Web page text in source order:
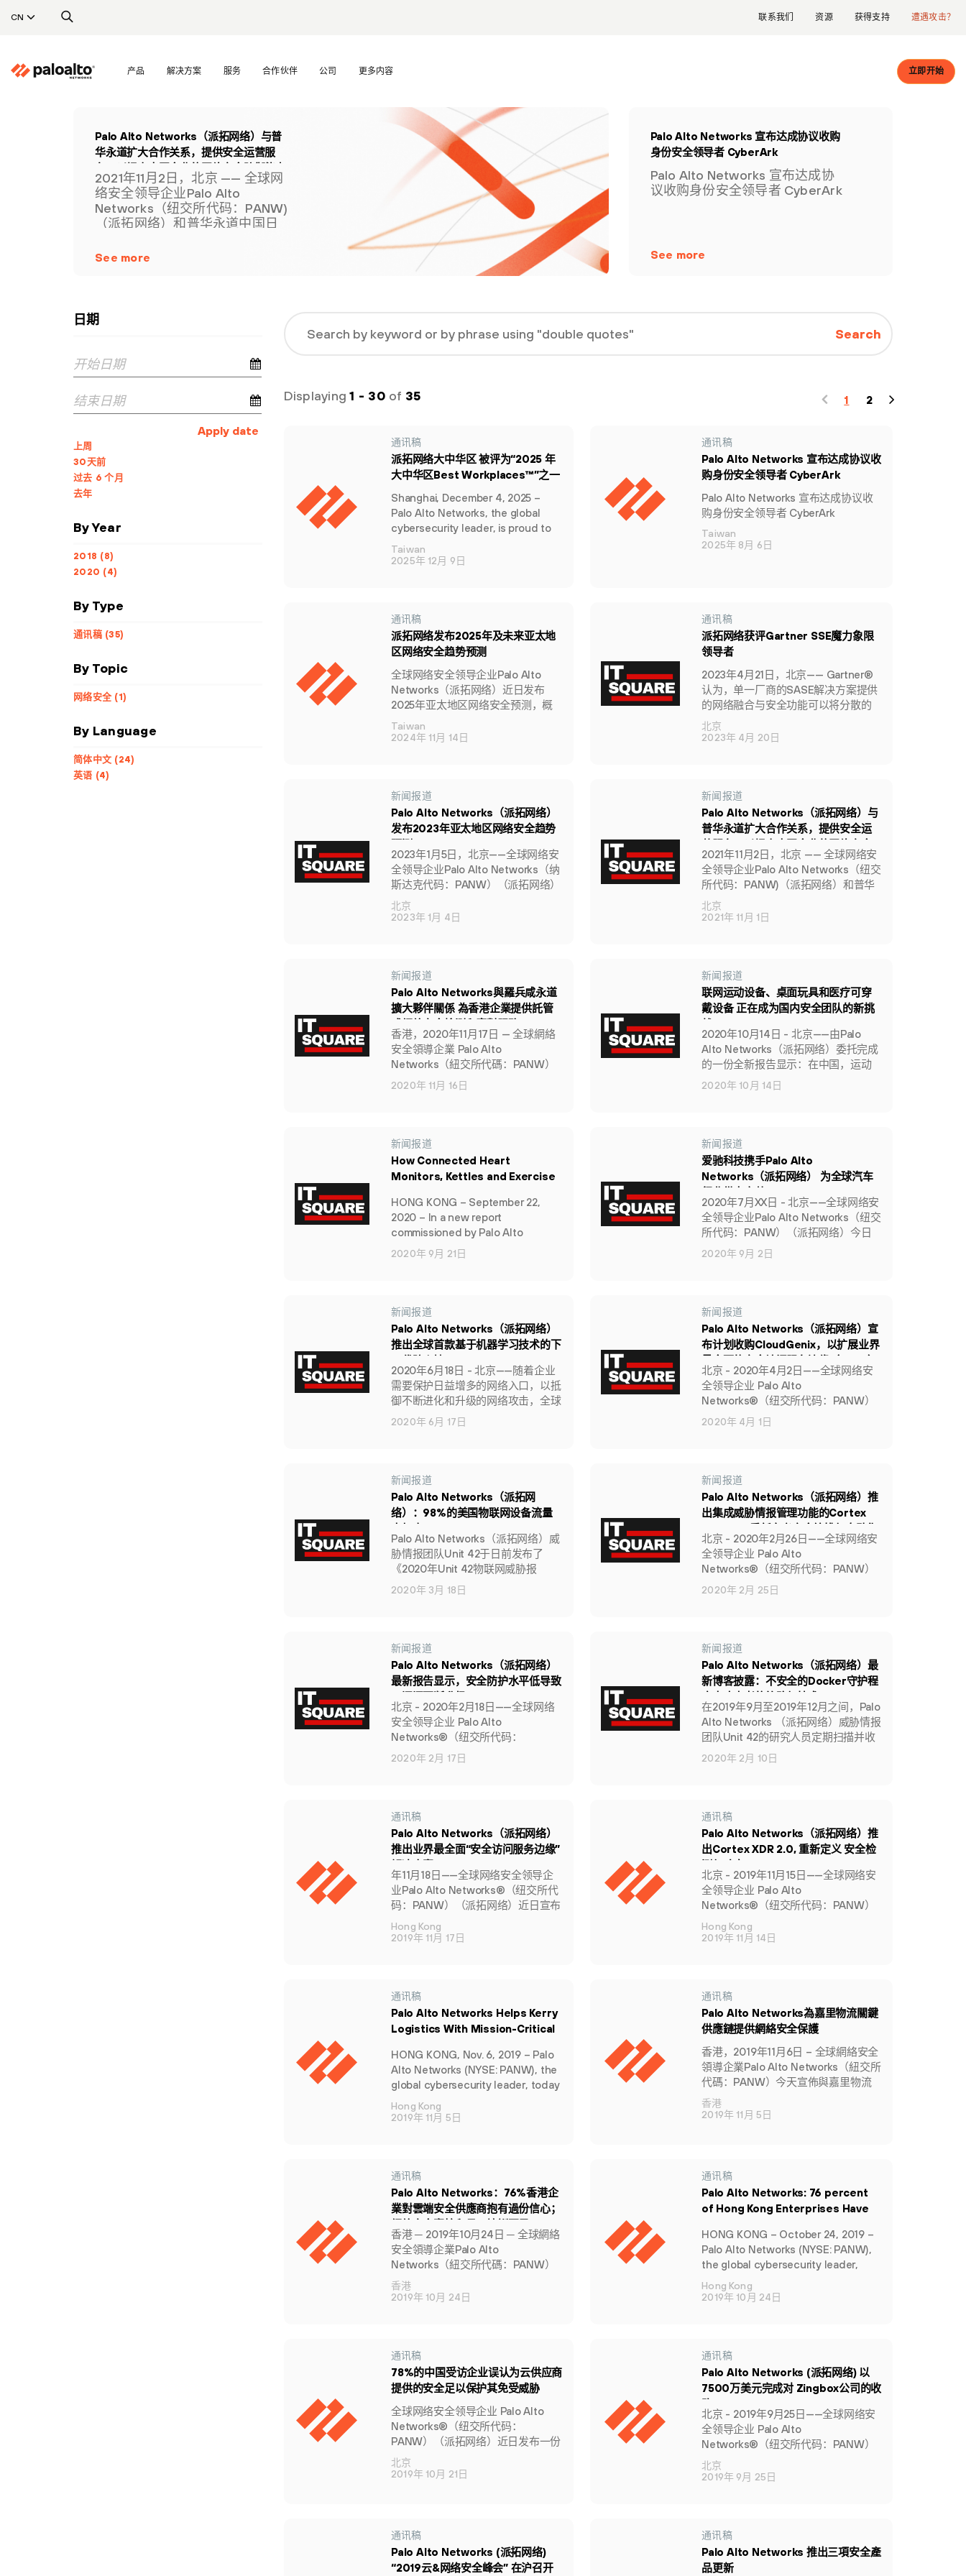
CN 联系我们 资源 获得支持 遭遇攻击？
产品 解决方案 服务 合作伙伴 公司 更多内容 立即开始
Palo Alto Networks（派拓网络）与普
华永道扩大合作关系，提供安全运营服
2021年11月2日，北京 —— 全球网
络安全领导企业Palo Alto
Networks（纽交所代码：PANW)
（派拓网络）和普华永道中国日
服务。
See more
Palo Alto Networks 宣布达成协议收购
身份安全领导者 CyberArk
Palo Alto Networks 宣布达成协
议收购身份安全领导者 CyberArk
See more
日期
Apply date
上周
30天前
过去 6 个月
去年
By Year
2018 (8)
2020 (4)
By Type
通讯稿 (35)
By Topic
网络安全 (1)
By Language
简体中文 (24)
英语 (4)
Search
Displaying1 - 30 of 35 1 2
通讯稿
派拓网络大中华区 被评为“2025 年
大中华区Best Workplaces™”之一
Shanghai, December 4, 2025 –
Palo Alto Networks, the global
cybersecurity leader, is proud to
be recognized as one of the Best
Workplaces™ in Greater China
Taiwan
2025年 12月 9日
通讯稿
Palo Alto Networks 宣布达成协议收
购身份安全领导者 CyberArk
Palo Alto Networks 宣布达成协议收
购身份安全领导者 CyberArk
Taiwan
2025年 8月 6日
通讯稿
派拓网络发布2025年及未来亚太地
区网络安全趋势预测
全球网络安全领导企业Palo Alto
Networks（派拓网络）近日发布
2025年亚太地区网络安全预测，概
述了网络从业者未来12个月可能遇到
的五大趋势，帮助他们提高其所在企
Taiwan
2024年 11月 14日
通讯稿
派拓网络获评Gartner SSE魔力象限
领导者
2023年4月21日，北京—— Gartner®
认为，单一厂商的SASE解决方案提供
的网络融合与安全功能可以将分散的
用户、设备和地点，与云、边缘和本
地资源连接起来并保证其安全。
北京
2023年 4月 20日
新闻报道
Palo Alto Networks（派拓网络）
发布2023年亚太地区网络安全趋势
2023年1月5日，北京——全球网络安
全领导企业Palo Alto Networks（纳
斯达克代码：PANW）（派拓网络）
今日发布2023年网络安全趋势预
测。
北京
2023年 1月 4日
新闻报道
Palo Alto Networks（派拓网络）与
普华永道扩大合作关系，提供安全运
防御能力
2021年11月2日，北京 —— 全球网络安
全领导企业Palo Alto Networks（纽交
所代码：PANW)（派拓网络）和普华
永道中国日前宣布扩大合作，提供安
全运营服务。
北京
2021年 11月 1日
新闻报道
Palo Alto Networks與羅兵咸永道
擴大夥伴關係 為香港企業提供託管
香港，2020年11月17日 — 全球網絡
安全領導企業 Palo Alto
Networks（紐交所代碼：PANW）
今天宣佈與羅兵咸永道（PwC）擴
大夥伴關係，為本港客戶提供託管式
務。
2020年 11月 16日
新闻报道
联网运动设备、桌面玩具和医疗可穿
戴设备 正在成为国内安全团队的新挑
2020年10月14日 - 北京——由Palo
Alto Networks（派拓网络）委托完成
的一份全新报告显示：在中国，运动
设备、桌面玩具和医疗可穿戴设备等
联网设备通常会连接到企业的网络
设备被利用进而危害企业网络。
2020年 10月 14日
新闻报道
How Connected Heart
Monitors, Kettles and Exercise
Teams in Hong Kong
HONG KONG – September 22,
2020 – In a new report
commissioned by Palo Alto
Networks, the global
cybersecurity leader, heart
devices are found to be regularly
connecting to corporate networks
in Hong Kong.
2020年 9月 21日
新闻报道
爱驰科技携手Palo Alto
Networks（派拓网络） 为全球汽车
2020年7月XX日 - 北京——全球网络安
全领导企业Palo Alto Networks（纽交
所代码：PANW）（派拓网络）今日
宣布将与中国科技公司爱驰科技开展
合作，加强其持续联网、智能电动汽
2020年 9月 2日
新闻报道
Palo Alto Networks（派拓网络）
推出全球首款基于机器学习技术的下
2020年6月18日 - 北京——随着企业
需要保护日益增多的网络入口，以抵
御不断进化和升级的网络攻击，全球
网络安全领导企业 Palo Alto
Networks®（纽交所代码：
防火墙（NGFW）。该产品将机器学
习（ML）技术嵌入防火墙核心，主
动帮助并智能地阻止威胁，保护物联
网设备，并推荐安全策略，此举再次
树立了网络安全新标杆。
2020年 6月 17日
新闻报道
Palo Alto Networks（派拓网络）宣
布计划收购CloudGenix，以扩展业界
平台
北京 - 2020年4月2日——全球网络安
全领导企业 Palo Alto
Networks®（纽交所代码：PANW）
（派拓网络）日前宣布已与行业领先
的云交付SD-WAN提供商CloudGenix
付约4.2亿美元现金收购CloudGenix，
具体价格可能会有所调整。
2020年 4月 1日
新闻报道
Palo Alto Networks（派拓网
络）：98%的美国物联网设备流量
《2020年Unit 42物联网威胁报
告》揭露主要威胁和风险
Palo Alto Networks（派拓网络）威
胁情报团队Unit 42于日前发布了
《2020年Unit 42物联网威胁报
告》，对大洋彼岸的美国物联网设备
的网络安全问题进行盘点与总结。其
2020年 3月 18日
新闻报道
Palo Alto Networks（派拓网络）推
出集成威胁情报管理功能的Cortex
北京 - 2020年2月26日——全球网络安
全领导企业 Palo Alto
Networks®（纽交所代码：PANW）
（派拓网络）日前宣布，推出一个全
新扩展的安全编排、自动化与响应平
XSOAR是继2019年3月被Palo Alto
Networks（派拓网络）收购后
Demisto®平台的升级版。
2020年 2月 25日
新闻报道
Palo Alto Networks（派拓网络）
最新报告显示，安全防护水平低导致
北京 - 2020年2月18日——全球网络
安全领导企业 Palo Alto
Networks®（纽交所代码：
PANW）（派拓网络）近日发布一份
研究报告，揭示云基础设施发展中的
2020年 2月 17日
新闻报道
Palo Alto Networks（派拓网络）最
新博客披露：不安全的Docker守护程
在2019年9月至2019年12月之间，Palo
Alto Networks （派拓网络）威胁情报
团队Unit 42的研究人员定期扫描并收
集了暴露于互联网的Docker主机元数
据（很大程度上是由于用户无意造成
技术。
2020年 2月 10日
通讯稿
Palo Alto Networks（派拓网络）
推出业界最全面“安全访问服务边缘”
年11月18日——全球网络安全领导企
业Palo Alto Networks®（纽交所代
码：PANW）（派拓网络）近日宣布
为Prisma™ Access这一业界最全面
安全访问服务边缘(SASE)平台新增
决方案，Prisma Access可通过全球
分布式云平台为客户提供端到端网络
及安全服务。
Hong Kong
2019年 11月 17日
通讯稿
Palo Alto Networks（派拓网络）推
出Cortex XDR 2.0, 重新定义 安全检
北京 - 2019年11月15日——全球网络安
全领导企业 Palo Alto
Networks®（纽交所代码：PANW）
（派拓网络）近日宣布推出Cortex
XDR™ 2.0，这是对业界唯一的可与端
Cortex XDR 2.0 继续采用第三方数据
进行分析和研究，不断扩展分类定
义，同时强化防御、检测、调查以及
（为用户）带来无与伦比的安全和运
营效率。
Hong Kong
2019年 11月 14日
通讯稿
Palo Alto Networks Helps Kerry
Logistics With Mission-Critical
HONG KONG, Nov. 6, 2019 – Palo
Alto Networks (NYSE: PANW), the
global cybersecurity leader, today
announced it is working with Kerry
Logistics Network Limited (‘Kerry
region.
Hong Kong
2019年 11月 5日
通讯稿
Palo Alto Networks為嘉里物流關鍵
供應鏈提供網絡安全保護
香港，2019年11月6日 – 全球網絡安全
領導企業Palo Alto Networks（紐交所
代碼：PANW）今天宣佈與嘉里物流
聯網有限公司（嘉里物流，股份代號
0636.HK）合作，加強嘉里物流於亞太
香港
2019年 11月 5日
通讯稿
Palo Alto Networks：76%香港企
業對雲端安全供應商抱有過份信心；
香港 ─ 2019年10月24日 ─ 全球網絡
安全領導企業Palo Alto
Networks（紐交所代碼：PANW）
今天發佈一份調查報告，顯示香港以
及亞太區大型機構的雲端安全狀況，
香港
2019年 10月 24日
通讯稿
Palo Alto Networks: 76 percent
of Hong Kong Enterprises Have
Cloud Providers’ Security Is
Sufficient
HONG KONG – October 24, 2019 –
Palo Alto Networks (NYSE: PANW),
the global cybersecurity leader,
today released a report that
uncovers the truth about the state
cases where there is a mismatch of
perception versus the reality of
professionals who know best.
Hong Kong
2019年 10月 24日
通讯稿
78%的中国受访企业误认为云供应商
提供的安全足以保护其免受威胁
全球网络安全领导企业 Palo Alto
Networks®（纽交所代码：
PANW）（派拓网络）近日发布一份
云安全报告，揭示亚太区大型企业云
安全现状，发现很多情况下，普遍的
北京
2019年 10月 21日
通讯稿
Palo Alto Networks (派拓网络) 以
7500万美元完成对 Zingbox公司的收
北京 - 2019年9月25日——全球网络安
全领导企业 Palo Alto
Networks®（纽交所代码：PANW）
（派拓网络）近日宣布完成对物联网
安全公司Zingbox的收购。本次收购将
障服务。
北京
2019年 9月 25日
通讯稿
Palo Alto Networks (派拓网络)
“2019云&网络安全峰会” 在沪召开
通讯稿
Palo Alto Networks 推出三項安全產
品更新